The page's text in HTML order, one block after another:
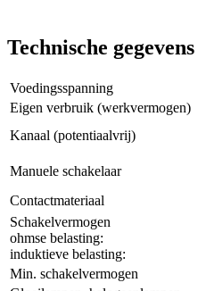
Technische gegevens
Voedingsspanning
Eigen verbruik (werkvermogen)
Kanaal (potentiaalvrij)
Manuele schakelaar
Contactmateriaal
Schakelvermogen
ohmse belasting:
induktieve belasting:
Min. schakelvermogen